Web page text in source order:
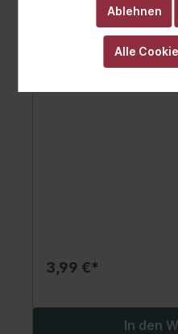
3,99 €*
In den
Ablehnen
Alle